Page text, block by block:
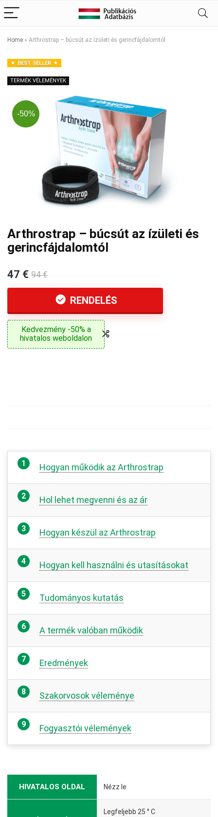
Home » Arthrostrap – búcsút az ízületi és gerincfájdalomtól
BEST SELLER
TERMÉK VÉLEMÉNYEK
-50%
Arthrostrap – búcsút az ízületi és
gerincfájdalomtól
47 € 94 €
RENDELÉS
Kedvezmény -50% a
hivatalos weboldalon
Hogyan működik az Arthrostrap
Hol lehet megvenni és az ár
Hogyan készül az Arthrostrap
Hogyan kell használni és utasításokat
Tudományos kutatás
A termék valóban működik
Eredmények
Szakorvosok véleménye
Fogyasztói vélemények
HIVATALOS OLDAL Nézz le
Legfeljebb 25 ° C